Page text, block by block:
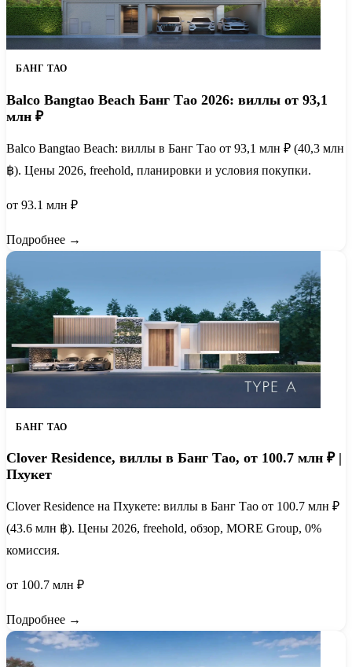
БАНГ ТАО
Balco Bangtao Beach Банг Тао 2026: виллы от 93,1
млн ₽
Balco Bangtao Beach: виллы в Банг Тао от 93,1 млн ₽ (40,3 млн
฿). Цены 2026, freehold, планировки и условия покупки.
от 93.1 млн ₽
Подробнее →
БАНГ ТАО
Clover Residence, виллы в Банг Тао, от 100.7 млн ₽ |
Пхукет
Clover Residence на Пхукете: виллы в Банг Тао от 100.7 млн ₽
(43.6 млн ฿). Цены 2026, freehold, обзор, MORE Group, 0%
комиссия.
от 100.7 млн ₽
Подробнее →